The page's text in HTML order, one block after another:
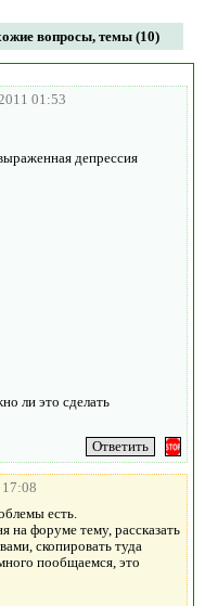
вопросы, темы (10)
01:53
депрессия
ли это сделать
есть.
на форуме тему, рассказать
скопировать туда
пообщаемся, это